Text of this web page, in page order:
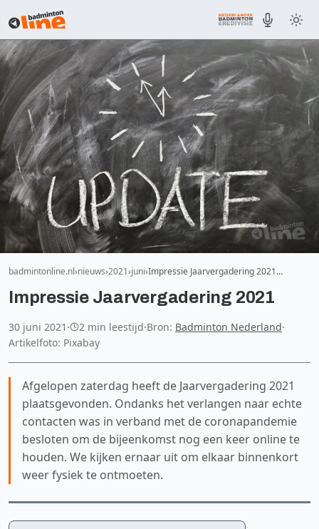
badmintonline.nl nieuws 2021 juni Impressie Jaarvergadering 2021…
Impressie Jaarvergadering 2021
30 juni 2021 · 2 min leestijd·Bron: Badminton Nederland·
Artikelfoto: Pixabay
Afgelopen zaterdag heeft de Jaarvergadering 2021
plaatsgevonden. Ondanks het verlangen naar echte
contacten was in verband met de coronapandemie
besloten om de bijeenkomst nog een keer online te
houden. We kijken ernaar uit om elkaar binnenkort
weer fysiek te ontmoeten.